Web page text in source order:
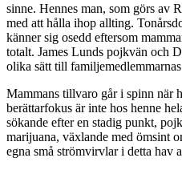
sinne. Hennes man, som görs av
med att hålla ihop allting.
känner sig osedd eftersom
totalt. James Lunds pojkvän och
olika sätt till
Mammans tillvaro går i spinn när
berättarfokus är inte hos henne
sökande efter en stadig punkt,
marijuana, växlande med ömsint
egna små strömvirvlar i detta hav